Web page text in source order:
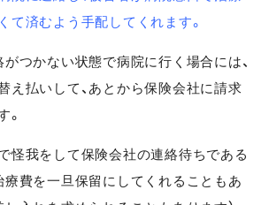
て済むよう手配してくれます。
がつかない状態で病院に行く場合には、
え払いして、あとから保険会社に請求
。
怪我をして保険会社の連絡待ちである
療費を一旦保留にしてくれることもあ